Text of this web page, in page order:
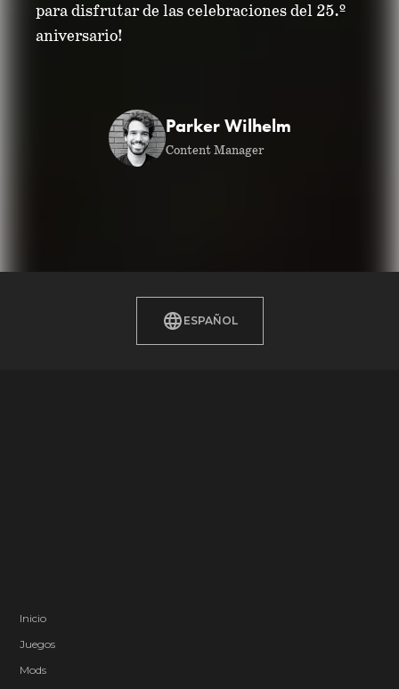
para disfrutar de las celebraciones del 25.º
aniversario!
Parker Wilhelm
Content Manager
ESPAÑOL
Inicio
Juegos
Mods